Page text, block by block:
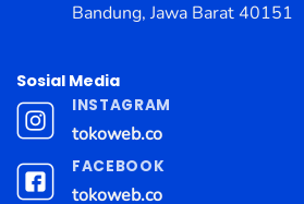
Bandung, Jawa Barat 40151
Sosial Media
INSTAGRAM
tokoweb.co
FACEBOOK
tokoweb.co